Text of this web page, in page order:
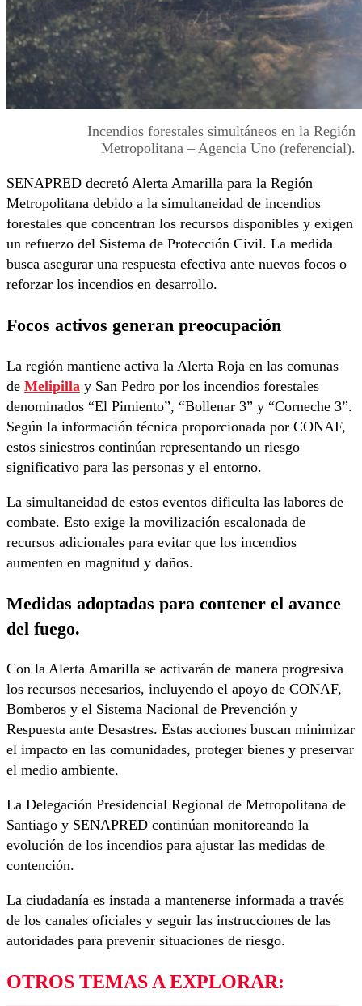
Incendios forestales simultáneos en la Región
Metropolitana – Agencia Uno (referencial).
SENAPRED decretó Alerta Amarilla para la Región
Metropolitana debido a la simultaneidad de incendios
forestales que concentran los recursos disponibles y exigen
un refuerzo del Sistema de Protección Civil. La medida
busca asegurar una respuesta efectiva ante nuevos focos o
reforzar los incendios en desarrollo.
Focos activos generan preocupación
La región mantiene activa la Alerta Roja en las comunas
de Melipilla y San Pedro por los incendios forestales
denominados “El Pimiento”, “Bollenar 3” y “Corneche 3”.
Según la información técnica proporcionada por CONAF,
estos siniestros continúan representando un riesgo
significativo para las personas y el entorno.
La simultaneidad de estos eventos dificulta las labores de
combate. Esto exige la movilización escalonada de
recursos adicionales para evitar que los incendios
aumenten en magnitud y daños.
Medidas adoptadas para contener el avance
del fuego.
Con la Alerta Amarilla se activarán de manera progresiva
los recursos necesarios, incluyendo el apoyo de CONAF,
Bomberos y el Sistema Nacional de Prevención y
Respuesta ante Desastres. Estas acciones buscan minimizar
el impacto en las comunidades, proteger bienes y preservar
el medio ambiente.
La Delegación Presidencial Regional de Metropolitana de
Santiago y SENAPRED continúan monitoreando la
evolución de los incendios para ajustar las medidas de
contención.
La ciudadanía es instada a mantenerse informada a través
de los canales oficiales y seguir las instrucciones de las
autoridades para prevenir situaciones de riesgo.
OTROS TEMAS A EXPLORAR: